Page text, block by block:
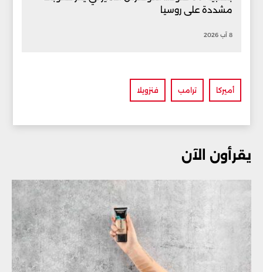
مشددة على روسيا
8 آب 2026
أميركا ترامب فنزويلا
يقرأون الآن